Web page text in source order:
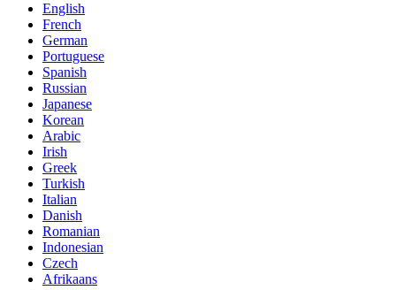
English
French
German
Portuguese
Spanish
Russian
Japanese
Korean
Arabic
Irish
Greek
Turkish
Italian
Danish
Romanian
Indonesian
Czech
Afrikaans